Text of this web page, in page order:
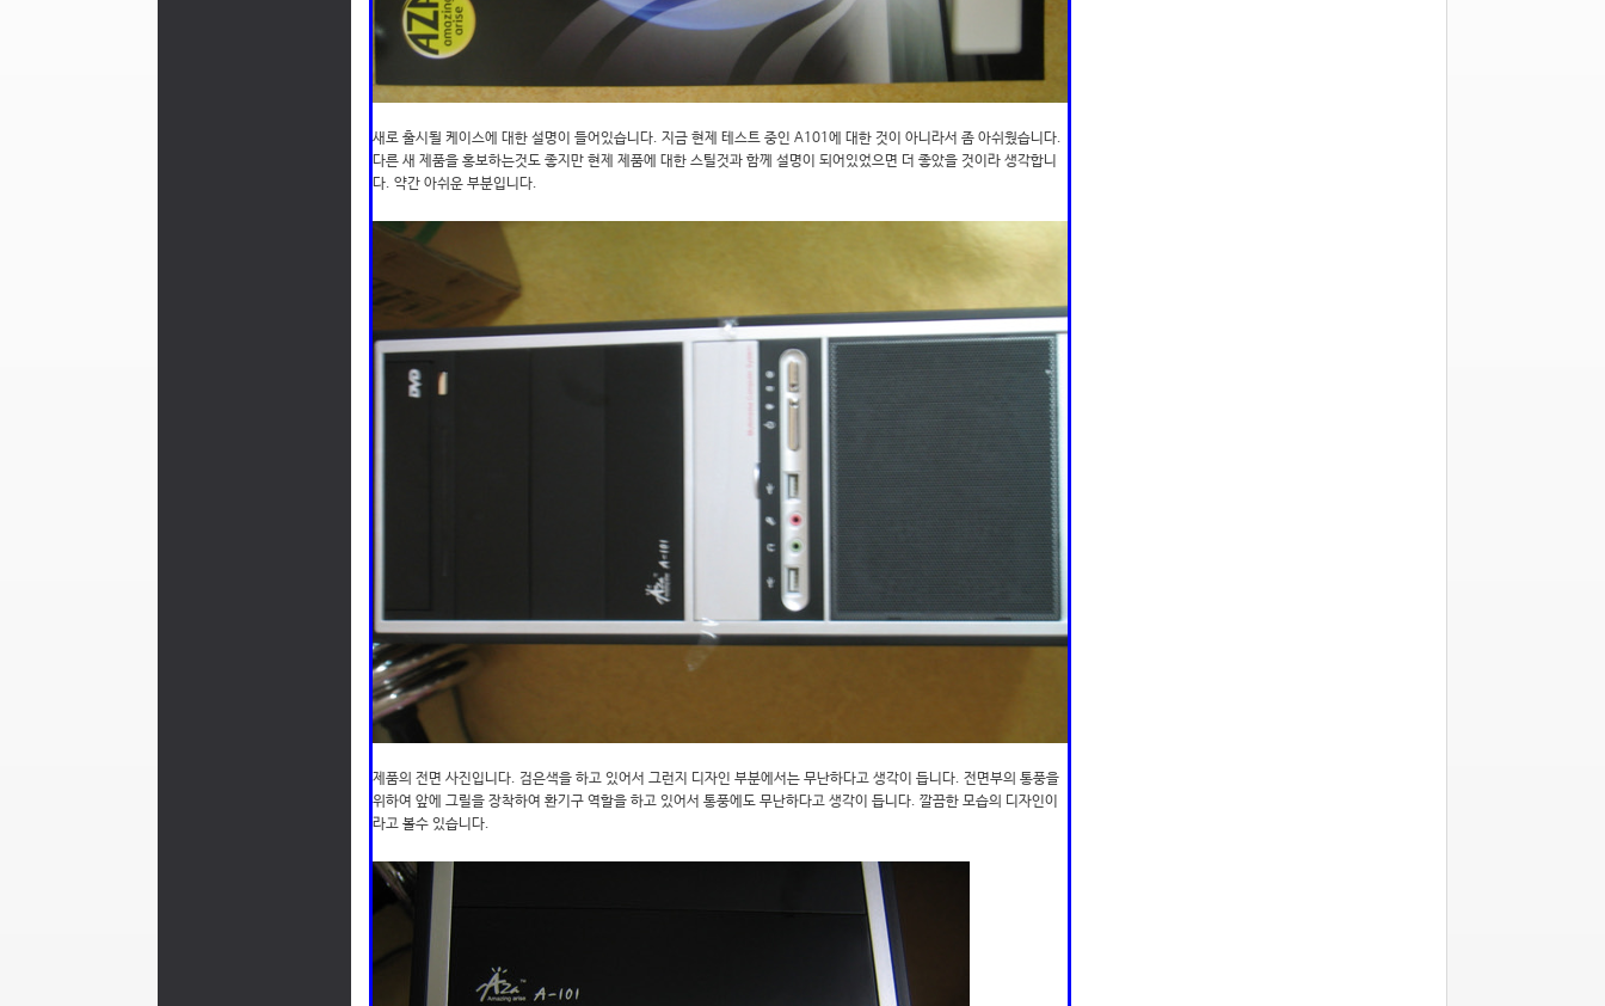
새로 출시될 케이스에 대한 설명이 들어있습니다. 지금 현제 테스트 중인 A101에 대한 것이 아니라서 좀 아쉬웠습니다.
다른 새 제품을 홍보하는것도 좋지만 현제 제품에 대한 스틸것과 함께 설명이 되어있었으면 더 좋았을 것이라 생각합니
다. 약간 아쉬운 부분입니다.
제품의 전면 사진입니다. 검은색을 하고 있어서 그런지 디자인 부분에서는 무난하다고 생각이 듭니다. 전면부의 통풍을
위하여 앞에 그릴을 장착하여 환기구 역할을 하고 있어서 통풍에도 무난하다고 생각이 듭니다. 깔끔한 모습의 디자인이
라고 볼수 있습니다.